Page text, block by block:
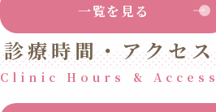
一覧を見る
診療時間・アクセス
Clinic Hours & Access